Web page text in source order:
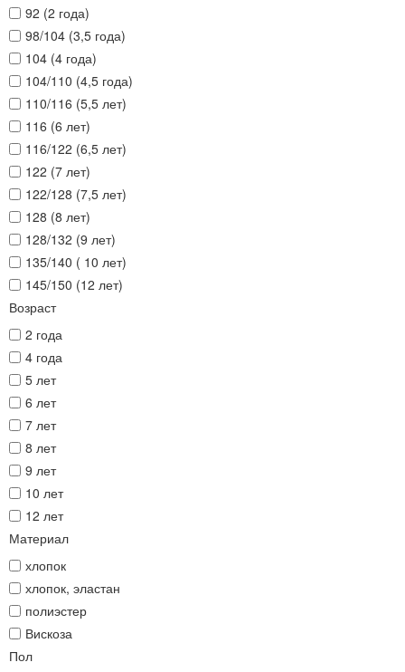
92 (2 года)
98/104 (3,5 года)
104 (4 года)
104/110 (4,5 года)
110/116 (5,5 лет)
116 (6 лет)
116/122 (6,5 лет)
122 (7 лет)
122/128 (7,5 лет)
128 (8 лет)
128/132 (9 лет)
135/140 ( 10 лет)
145/150 (12 лет)
Возраст
2 года
4 года
5 лет
6 лет
7 лет
8 лет
9 лет
10 лет
12 лет
Материал
хлопок
хлопок, эластан
полиэстер
Вискоза
Пол